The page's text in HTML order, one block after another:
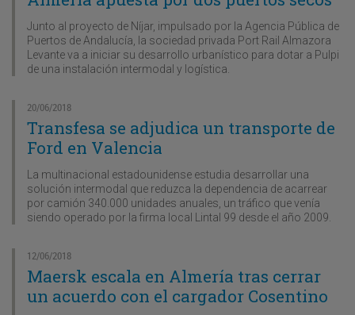
Junto al proyecto de Níjar, impulsado por la Agencia Pública de
Puertos de Andalucía, la sociedad privada Port Rail Almazora
Levante va a iniciar su desarrollo urbanístico para dotar a Pulpi
de una instalación intermodal y logística.
20/06/2018
Transfesa se adjudica un transporte de
Ford en Valencia
La multinacional estadounidense estudia desarrollar una
solución intermodal que reduzca la dependencia de acarrear
por camión 340.000 unidades anuales, un tráfico que venía
siendo operado por la firma local Lintal 99 desde el año 2009.
12/06/2018
Maersk escala en Almería tras cerrar
un acuerdo con el cargador Cosentino